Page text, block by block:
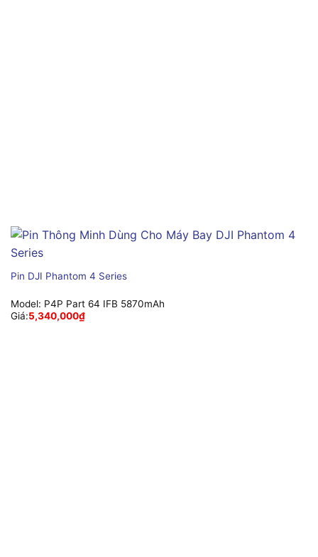
Pin DJI Phantom 4 Series
Model: P4P Part 64 IFB 5870mAh
Giá:5,340,000₫